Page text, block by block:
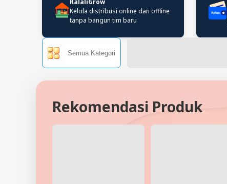
RalaliGrow
Kelola distribusi online dan offline
tanpa bangun tim baru
Semua Kategori
Rekomendasi Produk